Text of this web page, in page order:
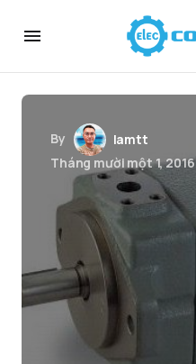
By
lamtt
Tháng mười một 1, 2016